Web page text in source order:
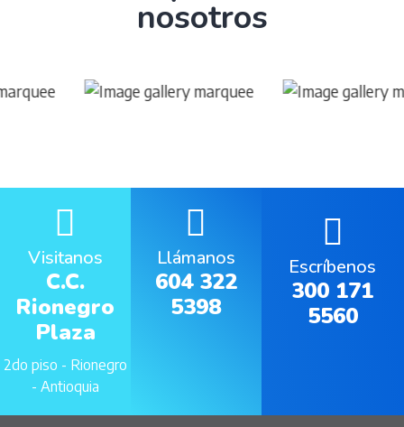
nosotros
Visitanos
C.C.
Rionegro
Plaza
2do piso - Rionegro
- Antioquia
Llámanos
604 322
5398
Escríbenos
300 171
5560